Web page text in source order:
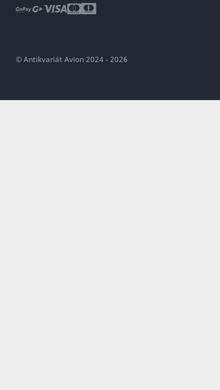
© Antikvariát Avion 2024 - 2026